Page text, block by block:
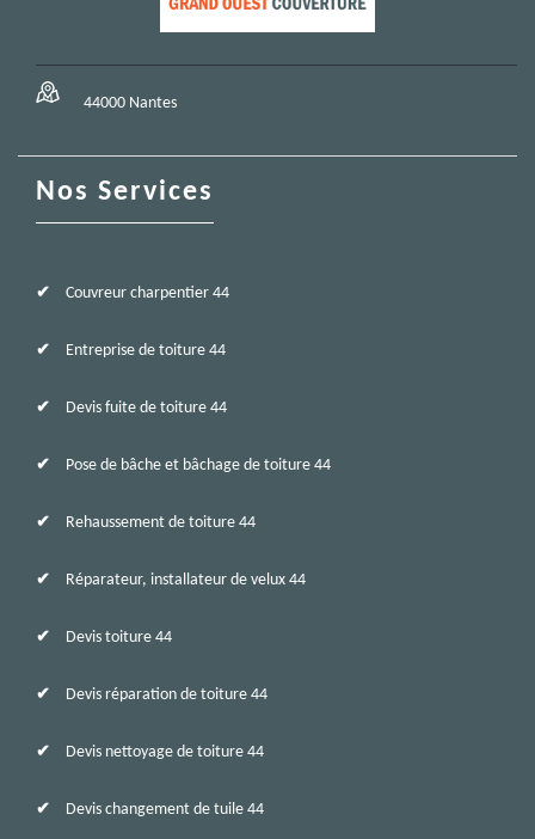
44000 Nantes
Nos Services
Couvreur charpentier 44
Entreprise de toiture 44
Devis fuite de toiture 44
Pose de bâche et bâchage de toiture 44
Rehaussement de toiture 44
Réparateur, installateur de velux 44
Devis toiture 44
Devis réparation de toiture 44
Devis nettoyage de toiture 44
Devis changement de tuile 44